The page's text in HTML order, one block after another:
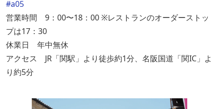
#a05
営業時間 9：00〜18：00 ※レストランのオーダーストッ
プは17：30
休業日 年中無休
アクセス JR「関駅」より徒歩約1分、名阪国道「関IC」よ
り約5分